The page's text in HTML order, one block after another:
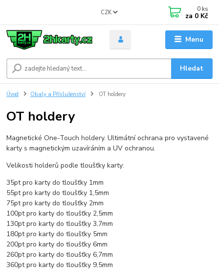
Menu
CZK
Hledat
0 ks
za 0 Kč
Úvod Obaly a Příslušenství OT holdery
OT holdery
Magnetické One-Touch holdery. Ultimátní ochrana pro vystavené
karty s magnetickým uzavíráním a UV ochranou.
Velikosti holderů podle tloušťky karty:
35pt pro karty do tloušťky 1mm
55pt pro karty do tloušťky 1,5mm
75pt pro karty do tloušťky 2mm
100pt pro karty do tloušťky 2,5mm
130pt pro karty do tloušťky 3,7mm
180pt pro karty do tloušťky 5mm
200pt pro karty do tloušťky 6mm
260pt pro karty do tloušťky 6,7mm
360pt pro karty do tloušťky 9,5mm